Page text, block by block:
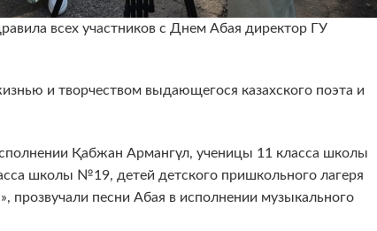
всех участников с Днем Абая директор ГУ
и творчеством выдающегося казахского поэта и
Қабжан Армангүл, ученицы 11 класса школы
школы №19, детей детского пришкольного лагеря
песни Абая в исполнении музыкального